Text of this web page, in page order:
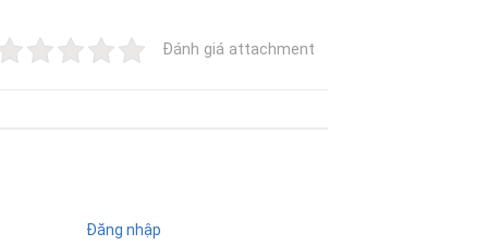
Đánh giá attachment
Đăng nhập